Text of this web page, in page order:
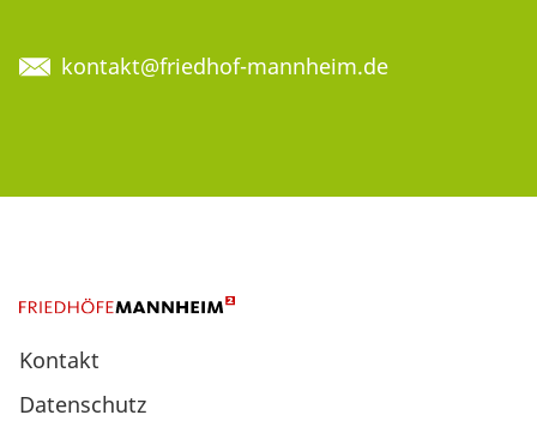
kontakt@friedhof-mannheim.de
Kontakt
Datenschutz